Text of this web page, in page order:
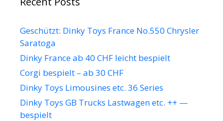
Geschützt: Dinky Toys France No.550 Chrysler
Saratoga
Dinky France ab 40 CHF leicht bespielt
Corgi bespielt – ab 30 CHF
Dinky Toys Limousines etc. 36 Series
Dinky Toys GB Trucks Lastwagen etc. ++ —
bespielt